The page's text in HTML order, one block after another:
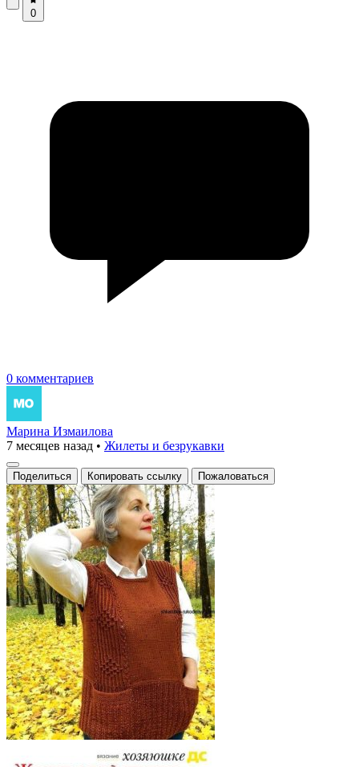
0
0 комментариев
Марина Измаилова
7 месяцев назад • Жилеты и безрукавки
Поделиться Копировать ссылку Пожаловаться